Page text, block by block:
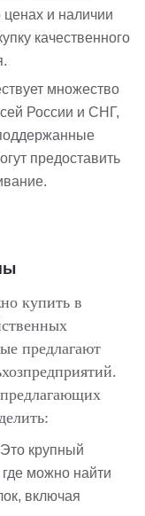
и наличии
качественного
множество
России и СНГ,
предоставить
купить в
предлагают
крупный
где можно найти
включая